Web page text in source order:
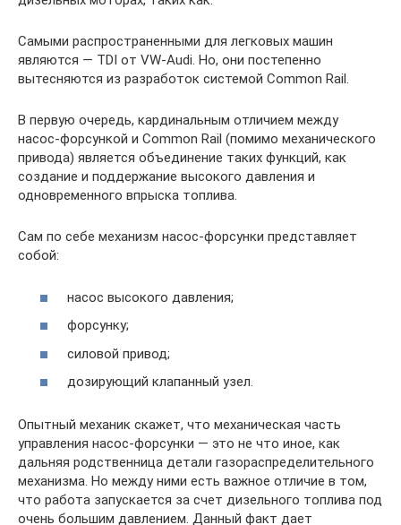
Самыми распространенными для легковых машин
являются — TDI от VW-Audi. Но, они постепенно
вытесняются из разработок системой Common Rail.
В первую очередь, кардинальным отличием между
насос-форсункой и Common Rail (помимо механического
привода) является объединение таких функций, как
создание и поддержание высокого давления и
одновременного впрыска топлива.
Сам по себе механизм насос-форсунки представляет
собой:
насос высокого давления;
форсунку;
силовой привод;
дозирующий клапанный узел.
Опытный механик скажет, что механическая часть
управления насос-форсунки — это не что иное, как
дальняя родственница детали газораспределительного
механизма. Но между ними есть важное отличие в том,
что работа запускается за счет дизельного топлива под
очень большим давлением. Данный факт дает